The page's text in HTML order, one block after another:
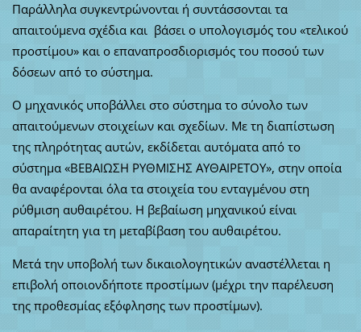
Παράλληλα συγκεντρώνονται ή συντάσσονται τα
απαιτούμενα σχέδια και βάσει ο υπολογισμός του «τελικού
προστίμου» και ο επαναπροσδιορισμός του ποσού των
δόσεων από το σύστημα.
Ο μηχανικός υποβάλλει στο σύστημα το σύνολο των
απαιτούμενων στοιχείων και σχεδίων. Με τη διαπίστωση
της πληρότητας αυτών, εκδίδεται αυτόματα από το
σύστημα «ΒΕΒΑΙΩΣΗ ΡΥΘΜΙΣΗΣ ΑΥΘΑΙΡΕΤΟΥ», στην οποία
θα αναφέρονται όλα τα στοιχεία του ενταγμένου στη
ρύθμιση αυθαιρέτου. Η βεβαίωση μηχανικού είναι
απαραίτητη για τη μεταβίβαση του αυθαιρέτου.
Μετά την υποβολή των δικαιολογητικών αναστέλλεται η
επιβολή οποιονδήποτε προστίμων (μέχρι την παρέλευση
της προθεσμίας εξόφλησης των προστίμων).